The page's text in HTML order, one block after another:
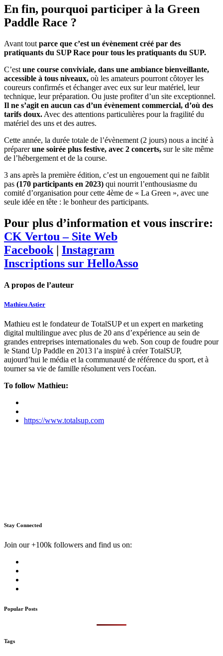
En fin, pourquoi participer à la Green
Paddle Race ?
Avant tout parce que c’est un évènement créé par des
pratiquants du SUP Race pour tous les pratiquants du SUP.
C’est une course conviviale, dans une ambiance bienveillante,
accessible à tous niveaux, où les amateurs pourront côtoyer les
coureurs confirmés et échanger avec eux sur leur matériel, leur
technique, leur préparation. Ou juste profiter d’un site exceptionnel.
Il ne s’agit en aucun cas d’un évènement commercial, d’où des
tarifs doux. Avec des attentions particulières pour la fragilité du
matériel des uns et des autres.
Cette année, la durée totale de l’évènement (2 jours) nous a incité à
préparerune soirée plus festive, avec 2 concerts, sur le site même
de l’hébergement et de la course.
3 ans après la première édition, c’est un engouement qui ne faiblit
pas (170 participants en 2023) qui nourrit l’enthousiasme du
comité d’organisation pour cette 4ème de « La Green », avec une
seule idée en tête : le bonheur des participants.
Pour plus d’information et vous inscrire:
CK Vertou – Site Web
Facebook | Instagram
Inscriptions sur HelloAsso
A propos de l’auteur
Mathieu Astier
Mathieu est le fondateur de TotalSUP et un expert en marketing
digital multilingue avec plus de 20 ans d’expérience au sein de
grandes entreprises internationales du web. Son coup de foudre pour
le Stand Up Paddle en 2013 l’a inspiré à créer TotalSUP,
aujourd’hui le média et la communauté de référence du sport, et à
tourner sa vie de famille résolument vers l'océan.
To follow Mathieu:
https://www.totalsup.com
Stay Connected
Join our +100k followers and find us on:
Popular Posts
Tags